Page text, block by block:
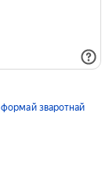
формай зваротнай